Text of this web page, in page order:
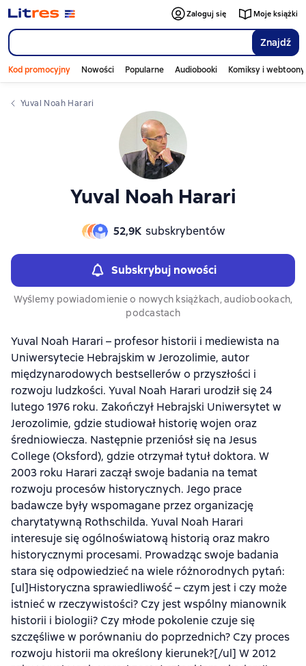
Znajdź
Zaloguj się Moje książki
Kod promocyjny Nowości Popularne Audiobooki Komiksy i webtoony
Yuval Noah Harari
Yuval Noah Harari
52,9К subskrybentów
Subskrybuj nowości
Wyślemy powiadomienie o nowych książkach, audiobookach,
podcastach
Yuval Noah Harari – profesor historii i mediewista na
Uniwersytecie Hebrajskim w Jerozolimie, autor
międzynarodowych bestsellerów o przyszłości i
rozwoju ludzkości. Yuval Noah Harari urodził się 24
lutego 1976 roku. Zakończył Hebrajski Uniwersytet w
Jerozolimie, gdzie studiował historię wojen oraz
średniowiecza. Następnie przeniósł się na Jesus
College (Oksford), gdzie otrzymał tytuł doktora. W
2003 roku Harari zaczął swoje badania na temat
rozwoju procesów historycznych. Jego prace
badawcze były wspomagane przez organizację
charytatywną Rothschilda. Yuval Noah Harari
interesuje się ogólnoświatową historią oraz makro
historycznymi procesami. Prowadząc swoje badania
stara się odpowiedzieć na wiele różnorodnych pytań:
[ul]Historyczna sprawiedliwość – czym jest i czy może
istnieć w rzeczywistości? Czy jest wspólny mianownik
historii i biologii? Czy młode pokolenie czuje się
szczęśliwe w porównaniu do poprzednich? Czy proces
rozwoju historii ma określony kierunek?[/ul] W 2012